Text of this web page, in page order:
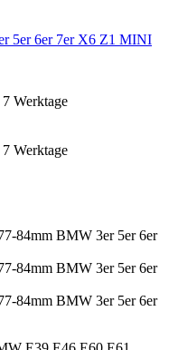
5er 6er 7er X6 Z1 MINI
Werktage
Werktage